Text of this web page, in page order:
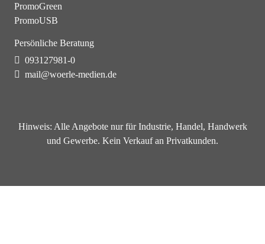
PromoGreen
PromoUSB
Persönliche Beratung
093127981-0
mail@woerle-medien.de
Hinweis: Alle Angebote nur für Industrie, Handel, Handwerk
und Gewerbe. Kein Verkauf an Privatkunden.